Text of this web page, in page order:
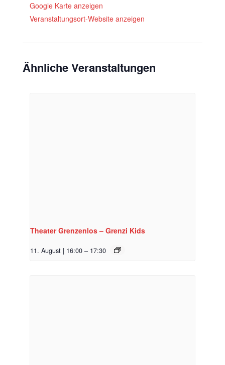
Google Karte anzeigen
Veranstaltungsort-Website anzeigen
Ähnliche Veranstaltungen
Theater Grenzenlos – Grenzi Kids
11. August | 16:00 – 17:30